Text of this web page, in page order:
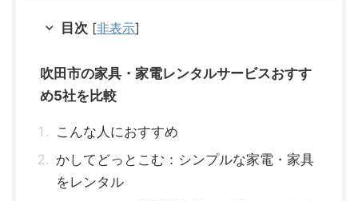
目次 [非表示]
吹田市の家具・家電レンタルサービスおすす
め5社を比較
こんな人におすすめ
かしてどっとこむ：シンプルな家電・家具
をレンタル